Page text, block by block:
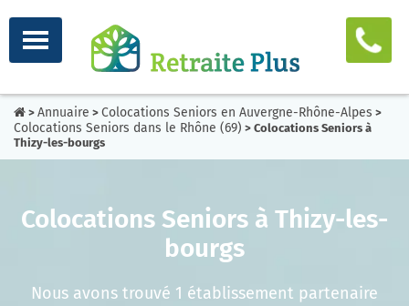
> Annuaire > Colocations Seniors en Auvergne-Rhône-Alpes >
Colocations Seniors dans le Rhône (69) > Colocations Seniors à
Thizy-les-bourgs
Colocations Seniors à Thizy-les-
bourgs
Nous avons trouvé 1 établissement partenaire